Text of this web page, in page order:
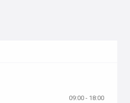
09:00 - 18:00